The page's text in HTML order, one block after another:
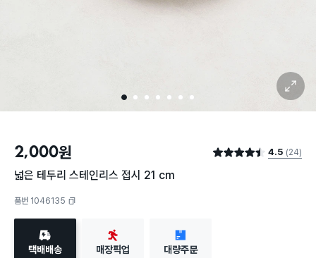
1 2 3 4 5 6 7
확대 보기
2,000원 별점 4.5점 4.5 (24)
넓은 테두리 스테인리스 접시 21 cm
품번 1046135
택배배송 매장픽업 대량주문